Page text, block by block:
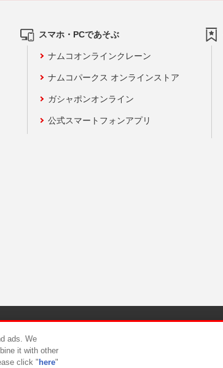
スマホ・PCであそぶ
ナムコオンラインクレーン
ナムコパークス オンラインストア
ガシャポンオンライン
公式スマートフォンアプリ
ント対応方針
ads. We
it with other
click " here"